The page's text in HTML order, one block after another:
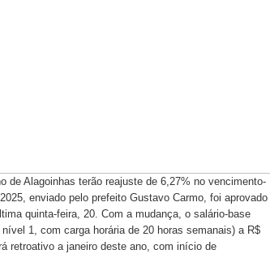
de Alagoinhas terão reajuste de 6,27% no vencimento-
enviado pelo prefeito Gustavo Carmo, foi aprovado
quinta-feira, 20. Com a mudança, o salário-base
1, com carga horária de 20 horas semanais) a R$
retroativo a janeiro deste ano, com início de